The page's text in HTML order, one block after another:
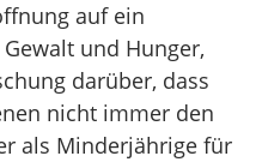
auf ein
und Hunger,
darüber, dass
nicht immer den
als Minderjährige für